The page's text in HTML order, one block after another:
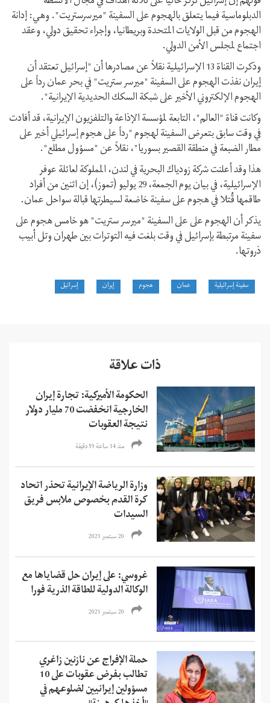
الدبلوماسية فيما يتعلق بالهجوم على السفينة "ميرسرستريت". وهي: إدانة
الهجوم من قبل الولايات المتحدة وبريطانيا، وإجراء تحقيق دولي، وعقد
اجتماع لمجلس الأمن الدولي.
وذكرت القناة 13 الإسرائيلية نقلاً عن مصادرها أن "إسرائيل تعتقد أن
إيران نفذت الهجوم على السفينة "ميرسر ستريت" في بحر عمان رداً على
الهجوم الإلكتروني الأخير على شبكة السكك الحديدية الإيرانية".
وكانت قناة "العالم"، التابعة لمؤسسة الإذاعة والتلفزيون الإيرانية، قد أفادت
في وقت سابق بتعرض السفينة لهجوم "رداً على هجوم إسرائيلي أخير على
مطار الضبعة في منطقة القصير بسوريا"، نقلاً عن "مسؤول مطلع".
هذا وقد أعلنت شركة زودياك البحرية في لندن، المملوكة لعائلة عوفر
الإسرائيلية، في بيان يوم الجمعة، 29 يوليو (تموز)، إن اثنين من أفراد
طاقمها قُتلا في هجوم على سفينة خاضعة لسيطرتها قبالة سواحل عمان.
يذكر أن الهجوم على على السفينة "ميرسر ستريت" هو خامس هجوم على
سفينة مرتبطة بإسرائيل في وقت بلغت فيه التوترات بين طهران وتل أبيب
ذروتها.
سفينة إسرائيلية عمان هجوم إيران إسرائيل
ذات علاقة
الحكومة الأميركية: تجارة إيران
الخارجية انخفضت 70 مليار دولار
نتيجة العقوبات
منذ 14 ساعة 59 دقیقة
وزارة الرياضة الإيرانية تحذر اتحاد
كرة القدم بخصوص ملابس فريق
السيدات
20 سبتمبر 2021
غروسي: على إيران حل قضاياها مع
الوكالة الدولية للطاقة الذرية فورا
20 سبتمبر 2021
حملة الإفراج عن نازنين زاغري
تطالب بفرض عقوبات على 10
مسؤولين إيرانيين لضلوعهم في